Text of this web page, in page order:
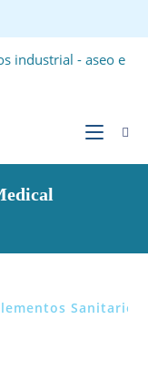
Sanitarios